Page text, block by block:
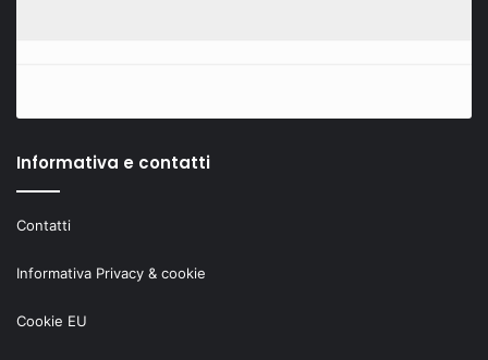
Informativa e contatti
Contatti
Informativa Privacy & cookie
Cookie EU